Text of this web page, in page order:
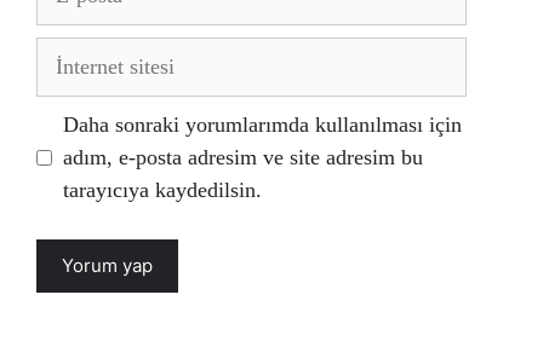
posta
İnternet
Daha sonraki yorumlarımda kullanılması için
adım, e-posta adresim ve site adresim bu
tarayıcıya kaydedilsin.